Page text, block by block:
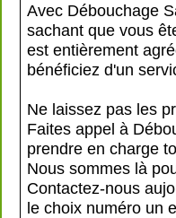
Avec Débouchage
sachant que vous
est entièrement
bénéficiez d'un
Ne laissez pas les
Faites appel à
prendre en charge
Nous sommes là
Contactez-nous
le choix numéro un